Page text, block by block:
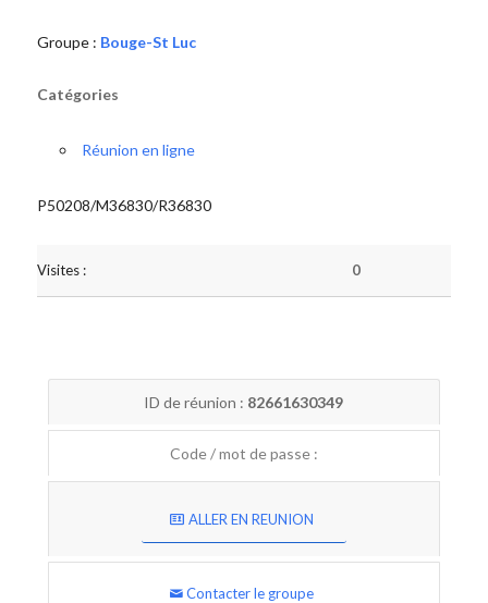
Groupe : Bouge-St Luc
Catégories
Réunion en ligne
P50208/M36830/R36830
Visites : 0
ID de réunion : 82661630349
Code / mot de passe :
ALLER EN REUNION
Contacter le groupe